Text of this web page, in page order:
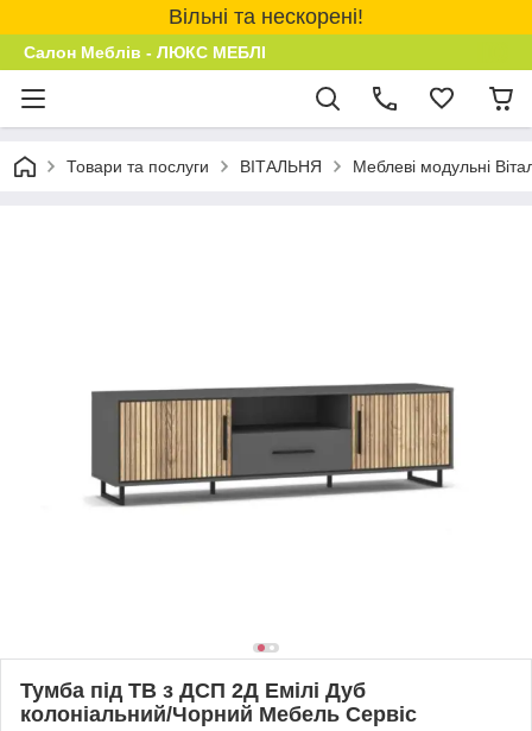
Вільні та нескорені!
Салон Меблів - ЛЮКС МЕБЛІ
Товари та послуги ВІТАЛЬНЯ Меблеві модульні
Тумба під ТВ з ДСП 2Д Емілі Дуб
колоніальний/Чорний Мебель Сервіс